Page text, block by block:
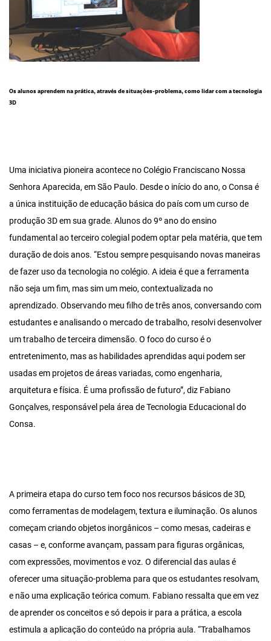
Os alunos aprendem na prática, através de situações-problema, como lidar com a tecnologia
3D
Uma iniciativa pioneira acontece no Colégio Franciscano Nossa
Senhora Aparecida, em São Paulo. Desde o início do ano, o Consa é
a única instituição de educação básica do país com um curso de
produção 3D em sua grade. Alunos do 9º ano do ensino
fundamental ao terceiro colegial podem optar pela matéria, que tem
duração de dois anos. “Estou sempre pesquisando novas maneiras
de fazer uso da tecnologia no colégio. A ideia é que a ferramenta
não seja um fim, mas sim um meio, contextualizada no
aprendizado. Observando meu filho de três anos, conversando com
estudantes e analisando o mercado de trabalho, resolvi desenvolver
um trabalho de terceira dimensão. O foco do curso é o
entretenimento, mas as habilidades aprendidas aqui podem ser
usadas em projetos de áreas variadas, como engenharia,
arquitetura e física. É uma profissão de futuro”, diz Fabiano
Gonçalves, responsável pela área de Tecnologia Educacional do
Consa.
A primeira etapa do curso tem foco nos recursos básicos de 3D,
como ferramentas de modelagem, textura e iluminação. Os alunos
começam criando objetos inorgânicos – como mesas, cadeiras e
casas – e, conforme avançam, passam para figuras orgânicas,
com expressões, movimentos e voz. O diferencial das aulas é
oferecer uma situação-problema para que os estudantes resolvam,
e não uma explicação teórica comum. Fabiano ressalta que em vez
de aprender os conceitos e só depois ir para a prática, a escola
estimula a aplicação do conteúdo na própria aula. “Trabalhamos